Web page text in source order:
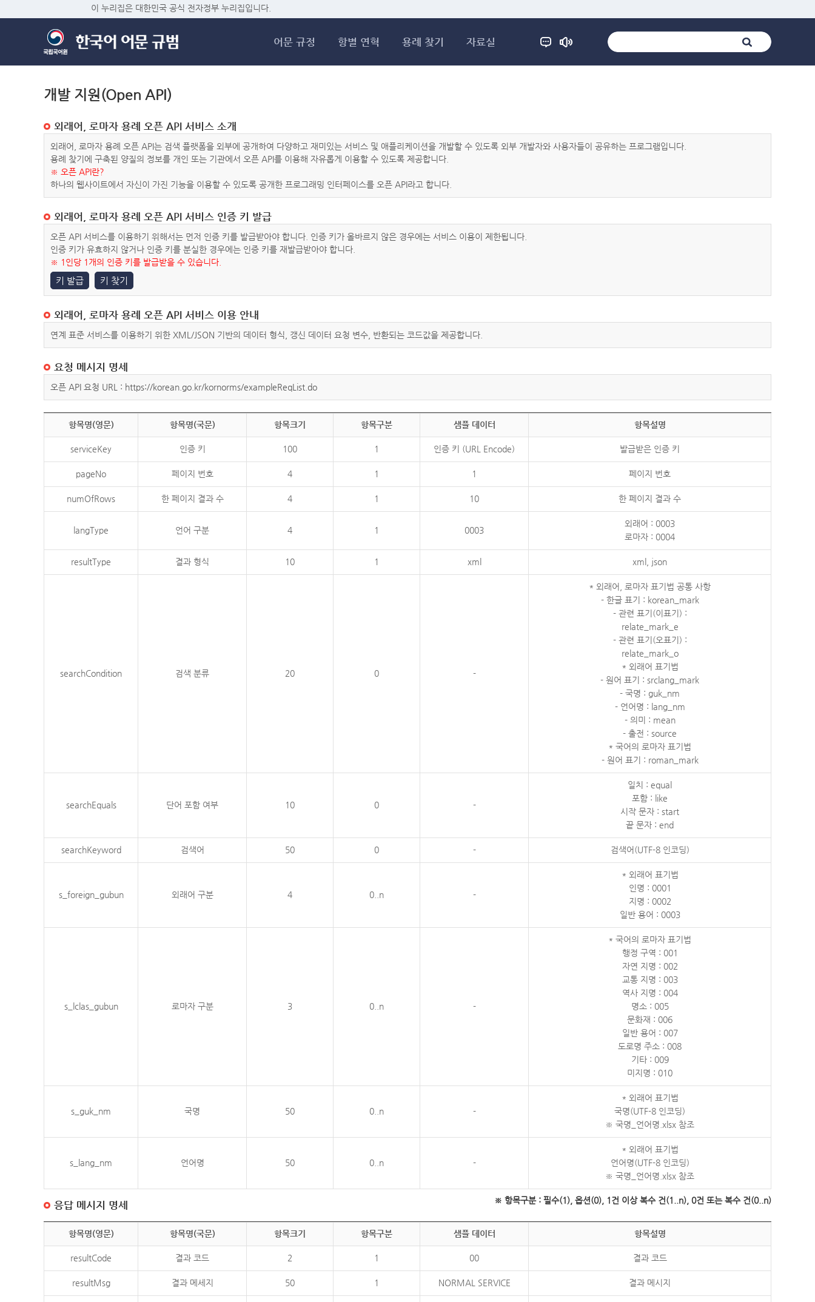
이 누리집은 대한민국 공식 전자정부 누리집입니다.
어문 규정 항별 연혁 용례 찾기 자료실
개발 지원(Open API)
외래어, 로마자 용례 오픈 API 서비스 소개
외래어, 로마자 용례 오픈 API는 검색 플랫폼을 외부에 공개하여 다양하고 재미있는 서비스 및 애플리케이션을 개발할 수 있도록 외부 개발자와 사용자들이 공유하는 프로그램입니다.
용례 찾기에 구축된 양질의 정보를 개인 또는 기관에서 오픈 API를 이용해 자유롭게 이용할 수 있도록 제공합니다.
※ 오픈 API란?
하나의 웹사이트에서 자신이 가진 기능을 이용할 수 있도록 공개한 프로그래밍 인터페이스를 오픈 API라고 합니다.
외래어, 로마자 용례 오픈 API 서비스 인증 키 발급
오픈 API 서비스를 이용하기 위해서는 먼저 인증 키를 발급받아야 합니다. 인증 키가 올바르지 않은 경우에는 서비스 이용이 제한됩니다.
인증 키가 유효하지 않거나 인증 키를 분실한 경우에는 인증 키를 재발급받아야 합니다.
※ 1인당 1개의 인증 키를 발급받을 수 있습니다.
키 발급 키 찾기
외래어, 로마자 용례 오픈 API 서비스 이용 안내
연계 표준 서비스를 이용하기 위한 XML/JSON 기반의 데이터 형식, 갱신 데이터 요청 변수, 반환되는 코드값을 제공합니다.
요청 메시지 명세
오픈 API 요청 URL : https://korean.go.kr/kornorms/exampleReqList.do
항목명(영문) 항목명(국문) 항목크기 항목구분 샘플 데이터 항목설명
serviceKey 인증 키 100 1 인증 키 (URL Encode) 발급받은 인증 키
pageNo 페이지 번호 4 1 1 페이지 번호
numOfRows 한 페이지 결과 수 4 1 10 한 페이지 결과 수
langType 언어 구분 4 1 0003
외래어 : 0003
로마자 : 0004
resultType 결과 형식 10 1 xml xml, json
searchCondition 검색 분류 20 0 -
* 외래어, 로마자 표기법 공통 사항
- 한글 표기 : korean_mark
- 관련 표기(이표기) :
relate_mark_e
- 관련 표기(오표기) :
relate_mark_o
* 외래어 표기법
- 원어 표기 : srclang_mark
- 국명 : guk_nm
- 언어명 : lang_nm
- 의미 : mean
- 출전 : source
* 국어의 로마자 표기법
- 원어 표기 : roman_mark
searchEquals 단어 포함 여부 10 0 -
일치 : equal
포함 : like
시작 문자 : start
끝 문자 : end
searchKeyword 검색어 50 0 - 검색어(UTF-8 인코딩)
s_foreign_gubun 외래어 구분 4 0..n -
* 외래어 표기법
인명 : 0001
지명 : 0002
일반 용어 : 0003
s_lclas_gubun 로마자 구분 3 0..n -
* 국어의 로마자 표기법
행정 구역 : 001
자연 지명 : 002
교통 지명 : 003
역사 지명 : 004
명소 : 005
문화재 : 006
일반 용어 : 007
도로명 주소 : 008
기타 : 009
미지명 : 010
s_guk_nm 국명 50 0..n -
* 외래어 표기법
국명(UTF-8 인코딩)
※ 국명_언어명.xlsx 참조
s_lang_nm 언어명 50 0..n -
* 외래어 표기법
언어명(UTF-8 인코딩)
※ 국명_언어명.xlsx 참조
※ 항목구분 : 필수(1), 옵션(0), 1건 이상 복수 건(1..n), 0건 또는 복수 건(0..n)
응답 메시지 명세
항목명(영문) 항목명(국문) 항목크기 항목구분 샘플 데이터 항목설명
resultCode 결과 코드 2 1 00 결과 코드
resultMsg 결과 메세지 50 1 NORMAL SERVICE 결과 메시지